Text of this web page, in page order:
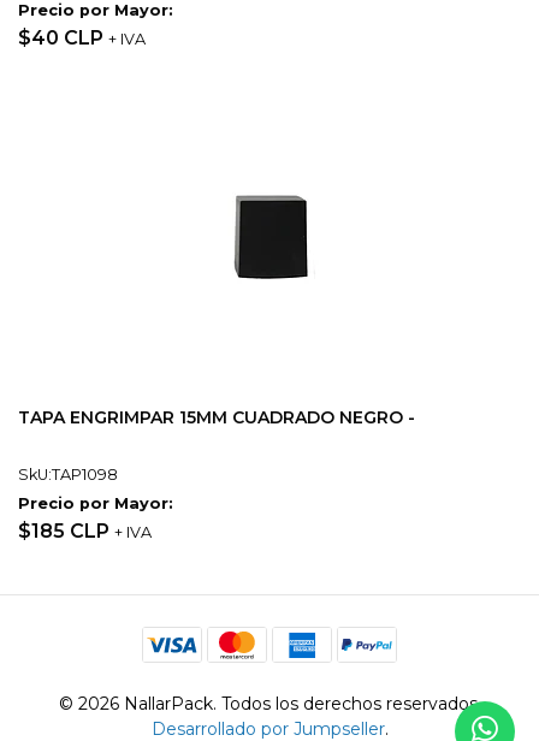
Precio por Mayor:
$40 CLP + IVA
TAPA ENGRIMPAR 15MM CUADRADO NEGRO -
SkU:TAP1098
Precio por Mayor:
$185 CLP + IVA
© 2026 NallarPack. Todos los derechos reservados.
Desarrollado por Jumpseller.